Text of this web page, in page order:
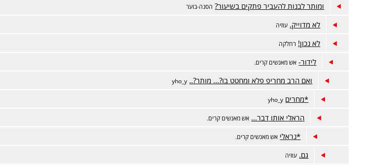
ומותר לבנות להעביר פתקים בשיעור? הסנה-בוער
לא מדוייק. עוזיה
לא נכון! רחלקה
לידור- אש מאנשים קרים.
ואם הרב מחריפ פלא ומחטט בו?... מותר?.. yho_y
*מחרים yho_y
הראלי אותו דבר... אש מאנשים קרים.
*נראלי אש מאנשים קרים.
גם. עוזיה